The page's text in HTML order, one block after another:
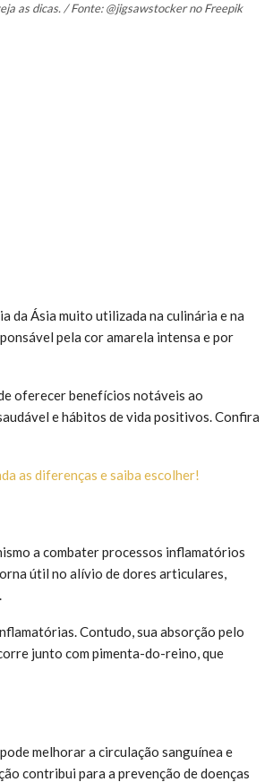
as dicas. / Fonte: @jigsawstocker no Freepik
da Ásia muito utilizada na culinária e na
pela cor amarela intensa e por
oferecer benefícios notáveis ao
e hábitos de vida positivos. Confira
as diferenças e saiba escolher!
a combater processos inflamatórios
útil no alívio de dores articulares,
Contudo, sua absorção pelo
junto com pimenta-do-reino, que
melhorar a circulação sanguínea e
contribui para a prevenção de doenças